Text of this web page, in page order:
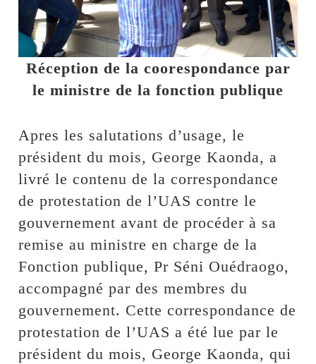
Réception de la coorespondance par
le ministre de la fonction publique
Apres les salutations d’usage, le
président du mois, George Kaonda, a
livré le contenu de la correspondance
de protestation de l’UAS contre le
gouvernement avant de procéder à sa
remise au ministre en charge de la
Fonction publique, Pr Séni Ouédraogo,
accompagné par des membres du
gouvernement. Cette correspondance de
protestation de l’UAS a été lue par le
président du mois, George Kaonda, qui